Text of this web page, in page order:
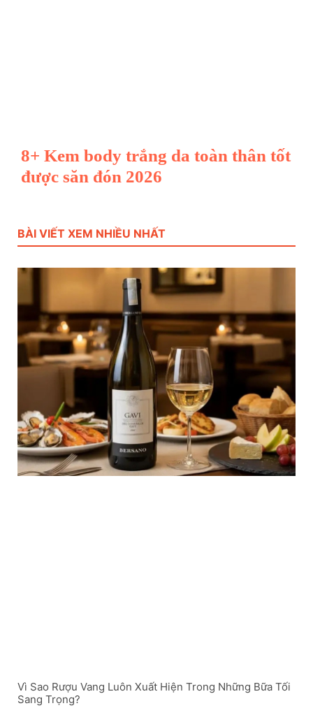
8+ Kem body trắng da toàn thân tốt
được săn đón 2026
BÀI VIẾT XEM NHIỀU NHẤT
Vì Sao Rượu Vang Luôn Xuất Hiện Trong Những Bữa Tối
Sang Trọng?